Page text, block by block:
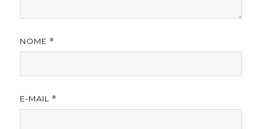
NOME *
E-MAIL *